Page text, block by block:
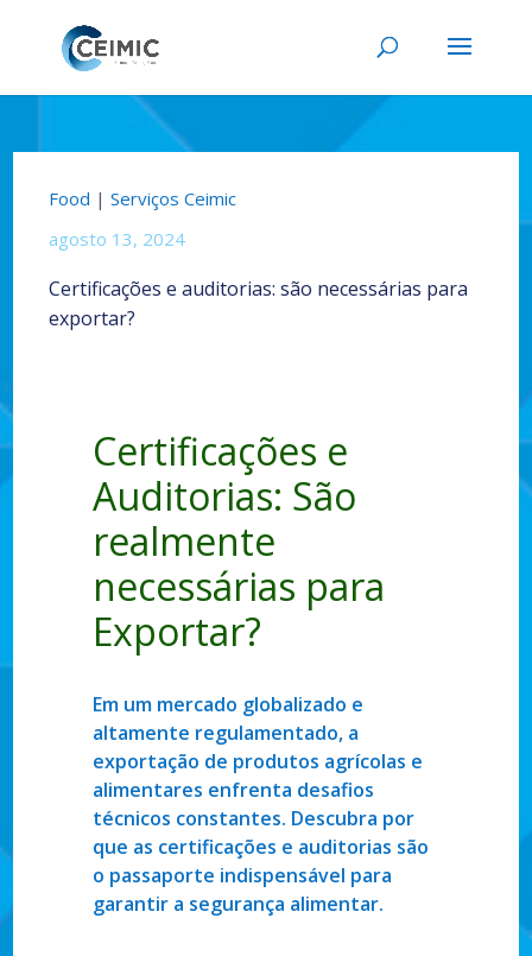
Food |Serviços Ceimic
agosto 13, 2024
Certificações e auditorias: são necessárias para
exportar?
Certificações e
Auditorias: São
realmente
necessárias para
Exportar?
Em um mercado globalizado e
altamente regulamentado, a
exportação de produtos agrícolas e
alimentares enfrenta desafios
técnicos constantes. Descubra por
que as certificações e auditorias são
o passaporte indispensável para
garantir a segurança alimentar.